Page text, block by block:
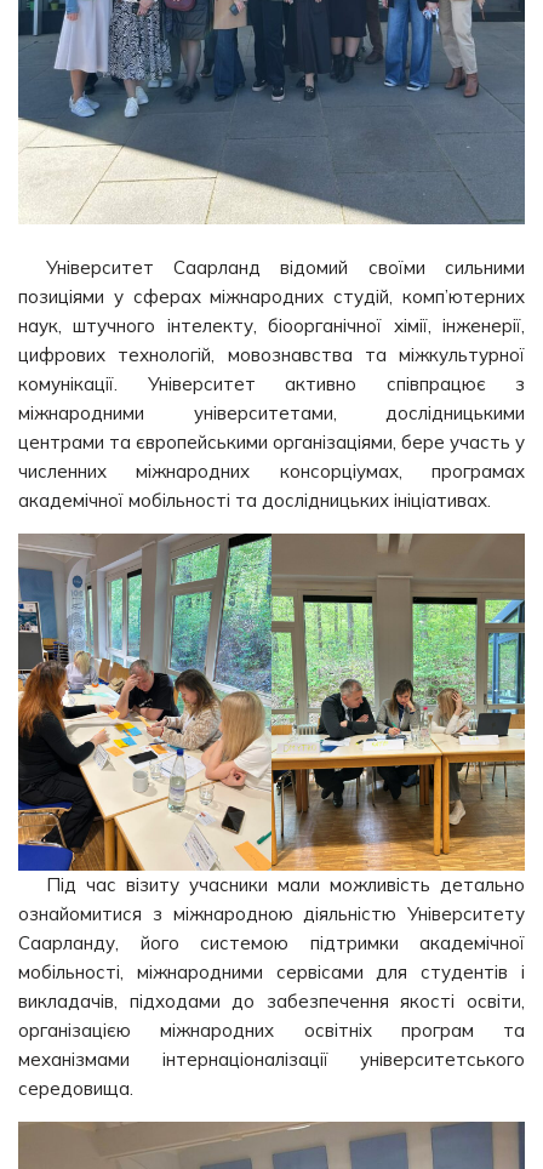
Університет Саарланд відомий своїми сильними
позиціями у сферах міжнародних студій, комп’ютерних
наук, штучного інтелекту, біоорганічної хімії, інженерії,
цифрових технологій, мовознавства та міжкультурної
комунікації. Університет активно співпрацює з
міжнародними університетами, дослідницькими
центрами та європейськими організаціями, бере участь у
численних міжнародних консорціумах, програмах
академічної мобільності та дослідницьких ініціативах.
Під час візиту учасники мали можливість детально
ознайомитися з міжнародною діяльністю Університету
Саарланду, його системою підтримки академічної
мобільності, міжнародними сервісами для студентів і
викладачів, підходами до забезпечення якості освіти,
організацією міжнародних освітніх програм та
механізмами інтернаціоналізації університетського
середовища.